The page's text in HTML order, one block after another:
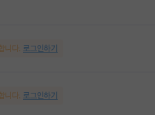
니다. 로그인하기
니다. 로그인하기